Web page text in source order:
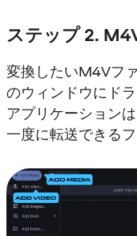
ステップ 2.
変換したいM4Vフ
のウィンドウにド
アプリケーション
一度に転送できる